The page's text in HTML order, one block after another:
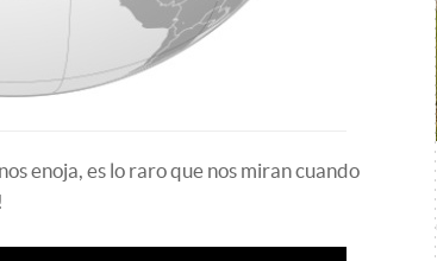
enoja, es lo raro que nos miran cuando
!